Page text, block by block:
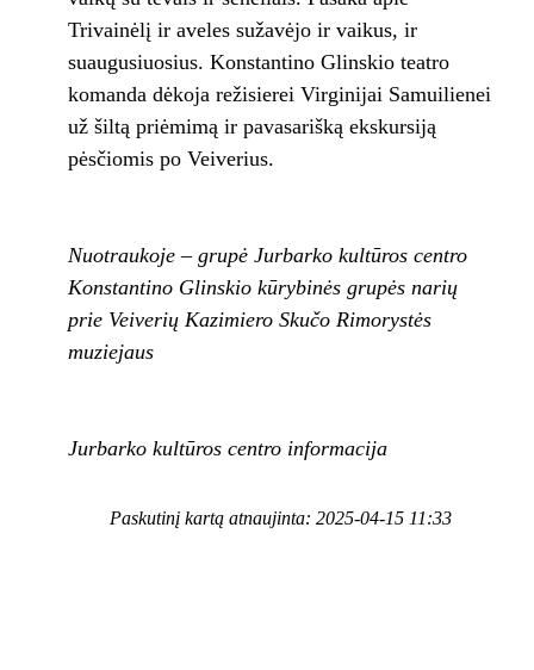
Trivainėlį ir aveles sužavėjo ir vaikus, ir
suaugusiuosius. Konstantino Glinskio teatro
komanda dėkoja režisierei Virginijai Samuilienei
už šiltą priėmimą ir pavasarišką ekskursiją
pėsčiomis po Veiverius.
Nuotraukoje – grupė Jurbarko kultūros centro
Konstantino Glinskio kūrybinės grupės narių
prie Veiverių Kazimiero Skučo Rimorystės
muziejaus
Jurbarko kultūros centro informacija
Paskutinį kartą atnaujinta: 2025-04-15 11:33